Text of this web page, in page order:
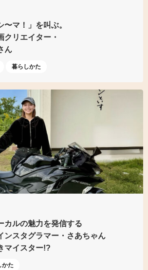
〜マ！」を叫ぶ。
クリエイター・
ん
暮らしかた
カルの魅力を発信する
ンスタグラマー ・さあちゃん
マイスター!?
かた